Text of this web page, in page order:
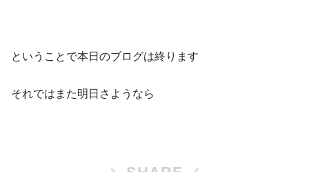
ということで本日のブログは終ります
それではまた明日さようなら